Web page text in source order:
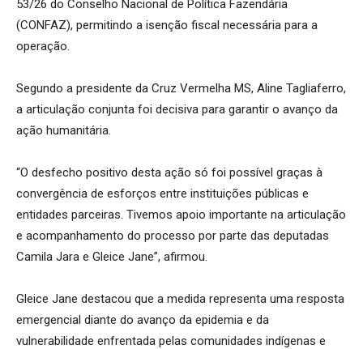
53/26 do Conselho Nacional de Política Fazendária
(CONFAZ), permitindo a isenção fiscal necessária para a
operação.
Segundo a presidente da Cruz Vermelha MS, Aline Tagliaferro,
a articulação conjunta foi decisiva para garantir o avanço da
ação humanitária.
“O desfecho positivo desta ação só foi possível graças à
convergência de esforços entre instituições públicas e
entidades parceiras. Tivemos apoio importante na articulação
e acompanhamento do processo por parte das deputadas
Camila Jara e Gleice Jane”, afirmou.
Gleice Jane destacou que a medida representa uma resposta
emergencial diante do avanço da epidemia e da
vulnerabilidade enfrentada pelas comunidades indígenas e